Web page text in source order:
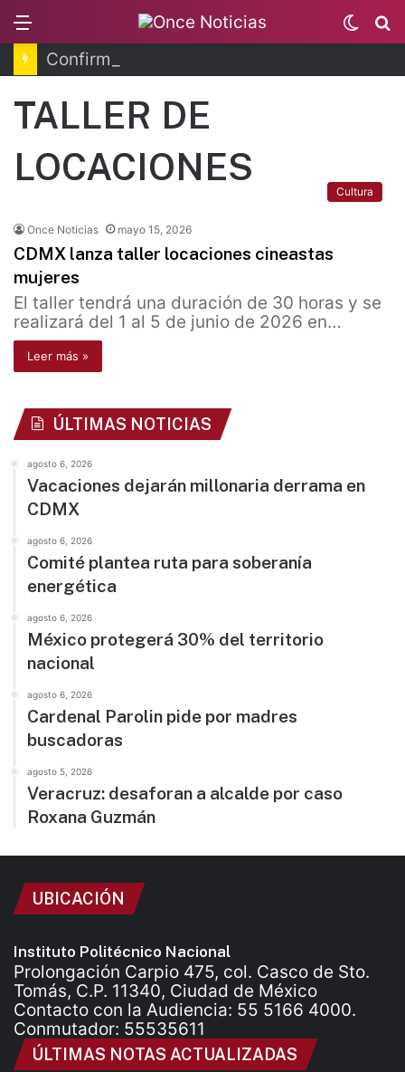
Switch
skin
TALLER DE
LOCACIONES
Cultura
Once Noticias mayo 15, 2026
CDMX lanza taller locaciones cineastas
mujeres
El taller tendrá una duración de 30 horas y se
realizará del 1 al 5 de junio de 2026 en…
Leer más »
ÚLTIMAS NOTICIAS
agosto 6, 2026
Vacaciones dejarán millonaria derrama en
CDMX
agosto 6, 2026
Comité plantea ruta para soberanía
energética
agosto 6, 2026
México protegerá 30% del territorio
nacional
agosto 6, 2026
Cardenal Parolin pide por madres
buscadoras
agosto 5, 2026
Veracruz: desaforan a alcalde por caso
Roxana Guzmán
UBICACIÓN
Instituto Politécnico Nacional
Prolongación Carpio 475, col. Casco de Sto.
Tomás, C.P. 11340, Ciudad de México
Contacto con la Audiencia: 55 5166 4000.
Conmutador: 55535611
ÚLTIMAS NOTAS ACTUALIZADAS